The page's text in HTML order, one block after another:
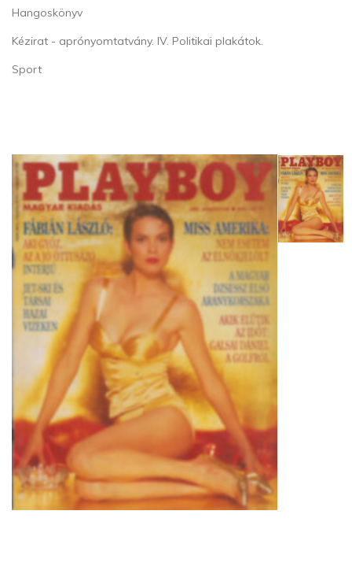
Hangoskönyv
Kézirat - aprónyomtatvány. IV. Politikai plakátok.
Sport